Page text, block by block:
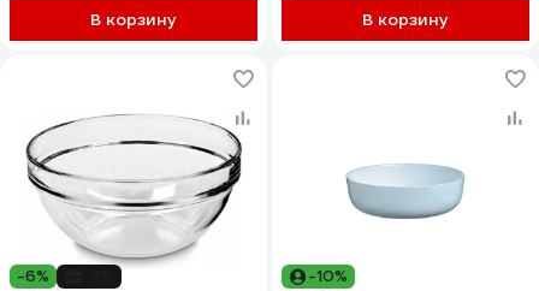
В корзину
В корзину
-6% -10%